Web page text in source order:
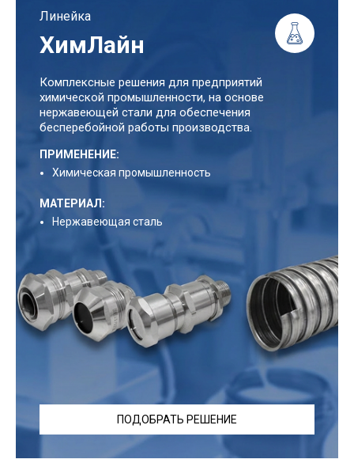
Линейка
ХимЛайн
Комплексные решения для предприятий
химической промышленности, на основе
нержавеющей стали для обеспечения
бесперебойной работы производства.
ПРИМЕНЕНИЕ:
Химическая промышленность
МАТЕРИАЛ:
Нержавеющая сталь
ПОДОБРАТЬ РЕШЕНИЕ